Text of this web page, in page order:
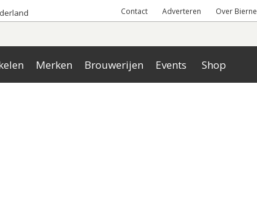
Contact Adverteren Over
Merken Brouwerijen Events Shop